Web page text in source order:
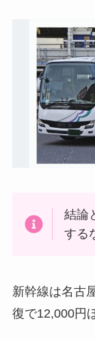
結論
する
新幹線は名古
復で12,000円